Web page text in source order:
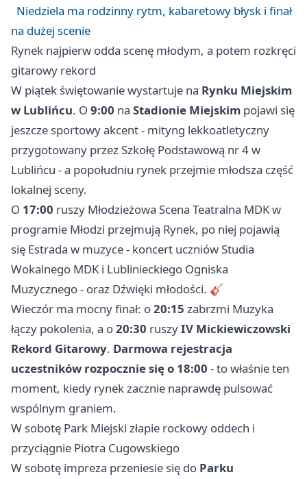
Niedziela ma rodzinny rytm, kabaretowy błysk i finał
na dużej scenie
Rynek najpierw odda scenę młodym, a potem rozkręci
gitarowy rekord
W piątek świętowanie wystartuje na Rynku Miejskim
w Lublińcu. O 9:00 na Stadionie Miejskim pojawi się
jeszcze sportowy akcent - mityng lekkoatletyczny
przygotowany przez Szkołę Podstawową nr 4 w
Lublińcu - a popołudniu rynek przejmie młodsza część
lokalnej sceny.
O 17:00 ruszy Młodzieżowa Scena Teatralna MDK w
programie Młodzi przejmują Rynek, po niej pojawią
się Estrada w muzyce - koncert uczniów Studia
Wokalnego MDK i Lublinieckiego Ogniska
Muzycznego - oraz Dźwięki młodości. 🎸
Wieczór ma mocny finał: o20:15 zabrzmi Muzyka
łączy pokolenia, a o20:30 ruszyIV Mickiewiczowski
Rekord Gitarowy. Darmowa rejestracja
uczestników rozpocznie się o 18:00 - to właśnie ten
moment, kiedy rynek zacznie naprawdę pulsować
wspólnym graniem.
W sobotę Park Miejski złapie rockowy oddech i
przyciągnie Piotra Cugowskiego
W sobotę impreza przeniesie się do Parku